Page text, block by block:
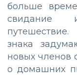
больше
свидание
знака
новых членов
о домашних